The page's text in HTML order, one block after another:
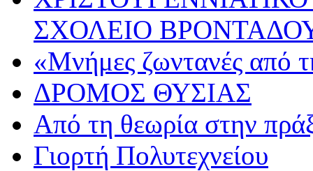
ΣΧΟΛΕΙΟ
«Μνήμες ζωντανές από
ΔΡΟΜΟΣ ΘΥΣΙΑΣ
Από τη θεωρία στην
Γιορτή Πολυτεχνείου